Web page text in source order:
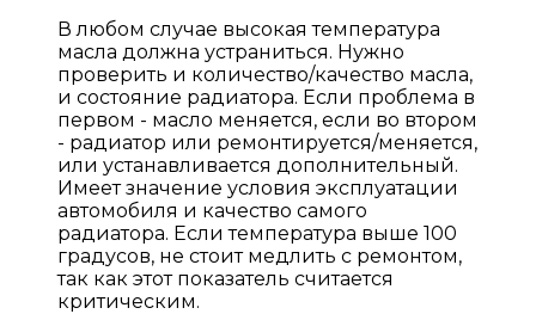
В любом случае высокая температура
масла должна устраниться. Нужно
проверить и количество/качество масла,
и состояние радиатора. Если проблема в
первом - масло меняется, если во втором
- радиатор или ремонтируется/меняется,
или устанавливается дополнительный.
Имеет значение условия эксплуатации
автомобиля и качество самого
радиатора. Если температура выше 100
градусов, не стоит медлить с ремонтом,
так как этот показатель считается
критическим.